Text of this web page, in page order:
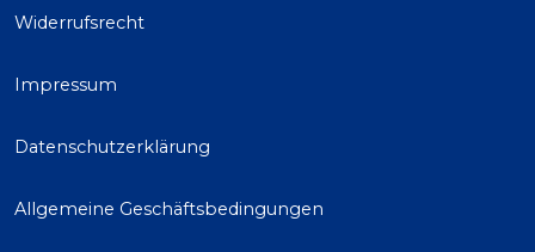
Widerrufsrecht
Impressum
Datenschutzerklärung
Allgemeine Geschäftsbedingungen